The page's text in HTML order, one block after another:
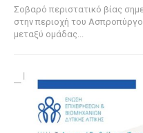
Σοβαρό περιστατικό βίας
στην περιοχή του
μεταξύ ομάδας...